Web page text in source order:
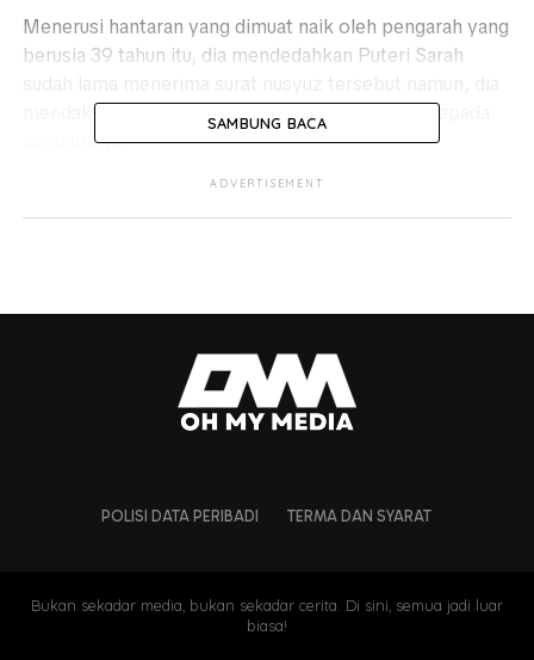
Menerusi hantaran yang dimuat naik oleh pengarah yang
berusia 39 tahun itu, dia mendedahkan Puteri Sarah
mendakwa aktres terbabit takut untuk berikan kepada
peguamnya.
SAMBUNG BACA
ADVERTISEMENT
POLISI DATA PERIBADI TERMA DAN SYARAT
Bukan sekadar media, bukan sekadar cerita. Di sini, semua jadi luar
biasa!